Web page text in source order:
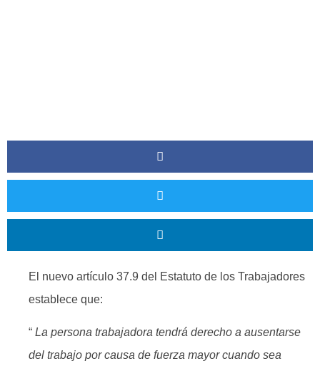
El nuevo artículo 37.9 del Estatuto de los Trabajadores
establece que:
“ La persona trabajadora tendrá derecho a ausentarse
del trabajo por causa de fuerza mayor cuando sea